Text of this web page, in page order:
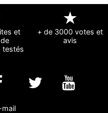
et
testés
★
+ de 3000 votes et
avis
mail